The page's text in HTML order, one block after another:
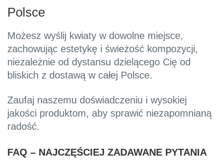
Polsce
Możesz wyślij kwiaty w dowolne miejsce,
zachowując estetykę i świeżość kompozycji,
niezależnie od dystansu dzielącego Cię od
bliskich z dostawą w całej Polsce.
Zaufaj naszemu doświadczeniu i wysokiej
jakości produktom, aby sprawić niezapomnianą
radość.
FAQ – NAJCZĘŚCIEJ ZADAWANE PYTANIA